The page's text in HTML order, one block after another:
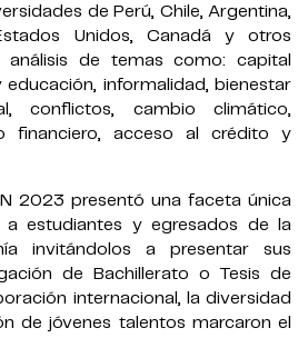
de Perú, Chile, Argentina,
Unidos, Canadá y otros
análisis de temas como: capital
educación, informalidad, bienestar
conflictos, cambio climático,
financiero, acceso al crédito y
2023 presentó una faceta única
a estudiantes y egresados de la
invitándolos a presentar sus
de Bachillerato o Tesis de
internacional, la diversidad
de jóvenes talentos marcaron el